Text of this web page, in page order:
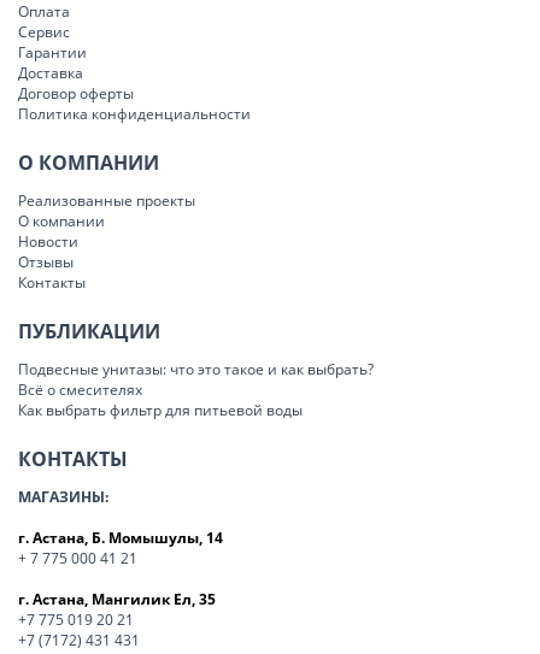
Оплата
Сервис
Гарантии
Доставка
Договор оферты
Политика конфиденциальности
О КОМПАНИИ
Реализованные проекты
О компании
Новости
Отзывы
Контакты
ПУБЛИКАЦИИ
Подвесные унитазы: что это такое и как выбрать?
Всё о смесителях
Как выбрать фильтр для питьевой воды
КОНТАКТЫ
МАГАЗИНЫ:
г. Астана, Б. Момышулы, 14
+ 7 775 000 41 21
г. Астана, Мангилик Ел, 35
+7 775 019 20 21
+7 (7172) 431 431